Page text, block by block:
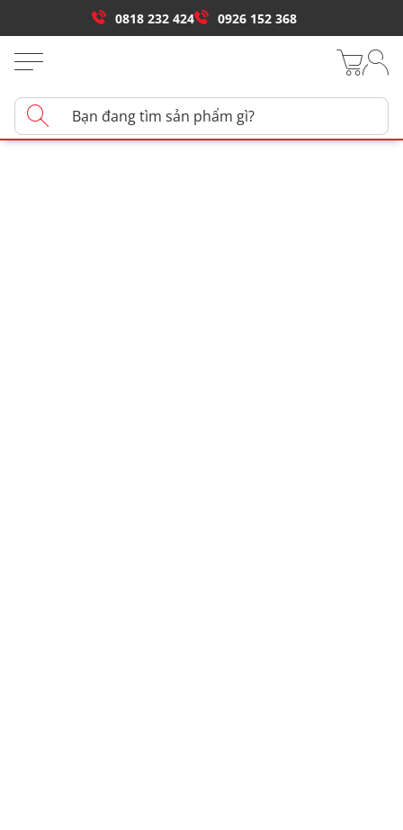
0818 232 424 0926 152 368